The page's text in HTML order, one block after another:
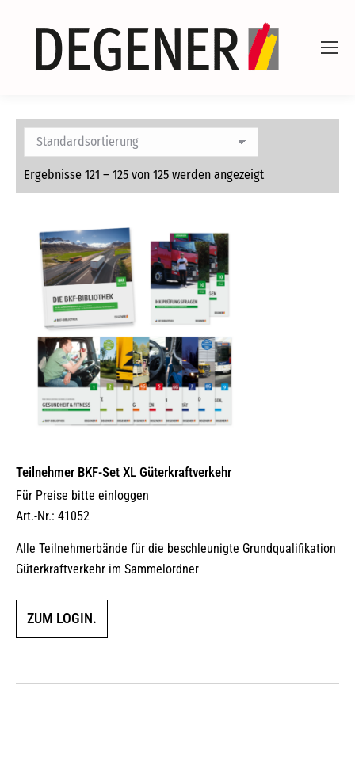
Ergebnisse 121 – 125 von 125 werden angezeigt
Teilnehmer BKF-Set XL Güterkraftverkehr
Für Preise bitte einloggen
Art.-Nr.: 41052
Alle Teilnehmerbände für die beschleunigte Grundqualifikation
Güterkraftverkehr im Sammelordner
ZUM LOGIN.